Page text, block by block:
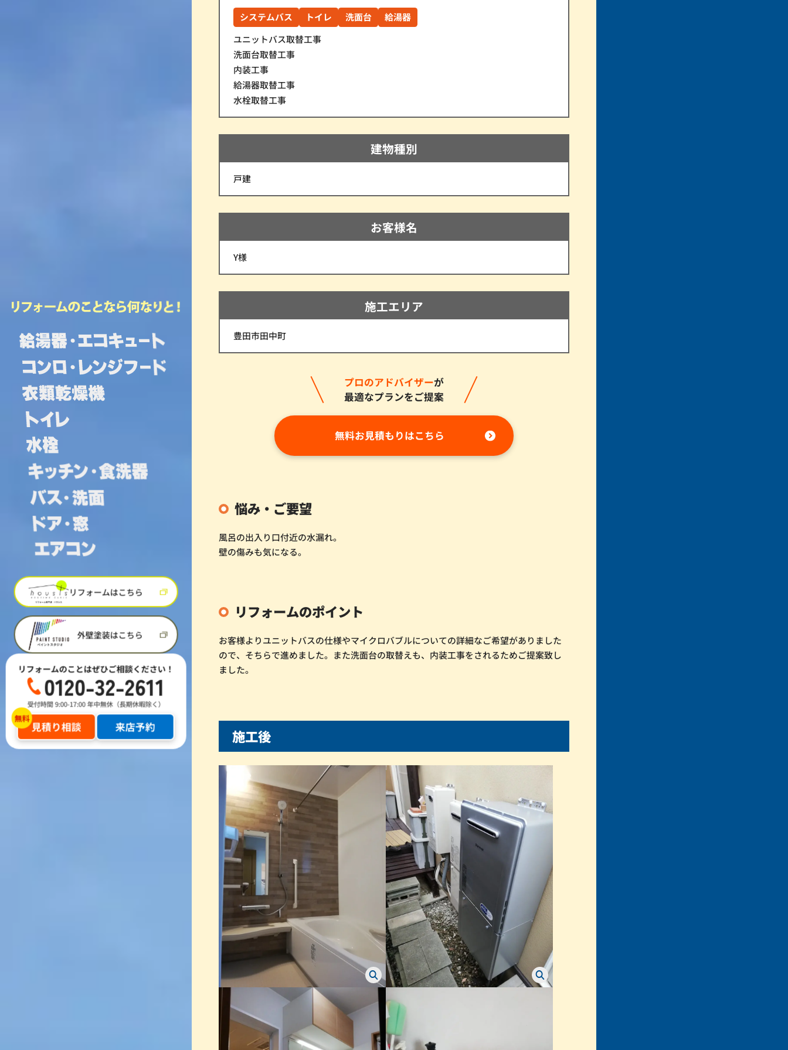
リフォームはこちら
外壁塗装はこちら
リフォームのことはぜひご相談ください！
0120-32-2611
受付時間 9:00-17:00 年中無休（長期休暇除く）
見積り相談 来店予約
システムバス トイレ 洗面台
給湯器
ユニットバス取替工事
洗面台取替工事
内装工事
給湯器取替工事
水栓取替工事
建物種別
戸建
お客様名
Y様
施工エリア
豊田市田中町
プロのアドバイザーが
最適なプランをご提案
無料お見積もりはこちら
悩み・ご要望
風呂の出入り口付近の水漏れ。
壁の傷みも気になる。
リフォームのポイント
お客様よりユニットバスの仕様やマイクロバブルについての詳細なご希望がありました
ので、そちらで進めました。また洗面台の取替えも、内装工事をされるためご提案致し
ました。
施工後